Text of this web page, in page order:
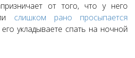
от того, что у него
слишком рано просыпается
укладываете спать на ночной